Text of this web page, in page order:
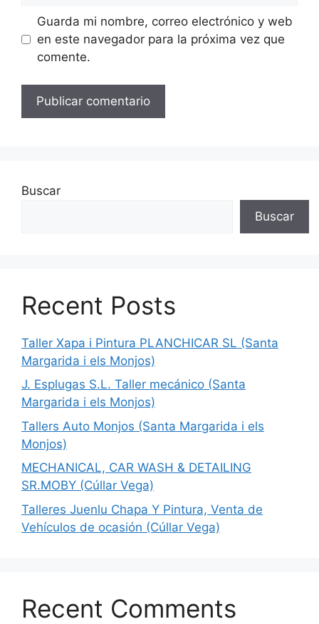
Guarda mi nombre, correo electrónico y web
en este navegador para la próxima vez que
comente.
Buscar
Buscar
Recent Posts
Taller Xapa i Pintura PLANCHICAR SL (Santa
Margarida i els Monjos)
J. Esplugas S.L. Taller mecánico (Santa
Margarida i els Monjos)
Tallers Auto Monjos (Santa Margarida i els
Monjos)
MECHANICAL, CAR WASH & DETAILING
SR.MOBY (Cúllar Vega)
Talleres Juenlu Chapa Y Pintura, Venta de
Vehículos de ocasión (Cúllar Vega)
Recent Comments